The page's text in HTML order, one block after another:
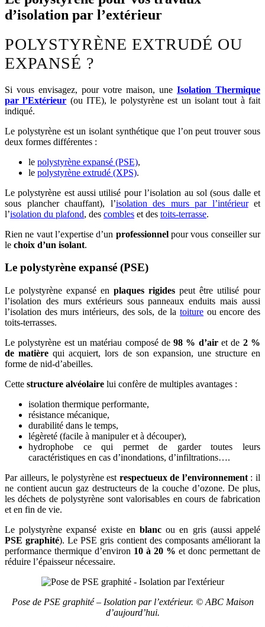
d’isolation par l’extérieur
POLYSTYRÈNE EXTRUDÉ OU
EXPANSÉ ?
Si vous envisagez, pour votre maison, une Isolation Thermique
par l’Extérieur (ou ITE), le polystyrène est un isolant tout à fait
indiqué.
Le polystyrène est un isolant synthétique que l’on peut trouver sous
deux formes différentes :
le polystyrène expansé (PSE),
le polystyrène extrudé (XPS).
Le polystyrène est aussi utilisé pour l’isolation au sol (sous dalle et
sous plancher chauffant), l’isolation des murs par l’intérieuret
l’isolation du plafond, des combles et des toits-terrasse.
Rien ne vaut l’expertise d’un professionnelpour vous conseiller sur
le choix d’un isolant.
Le polystyrène expansé (PSE)
Le polystyrène expansé en plaques rigides peut être utilisé pour
l’isolation des murs extérieurs sous panneaux enduits mais aussi
l’isolation des murs intérieurs, des sols, de latoiture ou encore des
toits-terrasses.
Le polystyrène est un matériau composé de98 % d’airet de 2 %
de matière qui acquiert, lors de son expansion, une structure en
forme de nid-d’abeilles.
Cette structure alvéolaire lui confère de multiples avantages :
isolation thermique performante,
résistance mécanique,
durabilité dans le temps,
légèreté (facile à manipuler et à découper),
hydrophobe ce qui permet de garder toutes leurs
caractéristiques en cas d’inondations, d’infiltrations….
Par ailleurs, le polystyrène est respectueux de l’environnement: il
ne contient aucun gaz destructeurs de la couche d’ozone. De plus,
les déchets de polystyrène sont valorisables en cours de fabrication
et en fin de vie.
Le polystyrène expansé existe en blanc ou en gris (aussi appelé
PSE graphité). Le PSE gris contient des composants améliorant la
performance thermique d’environ 10 à 20 % et donc permettant de
réduire l’épaisseur nécessaire.
Pose de PSE graphité – Isolation par l’extérieur. © ABC Maison
d’aujourd’hui.